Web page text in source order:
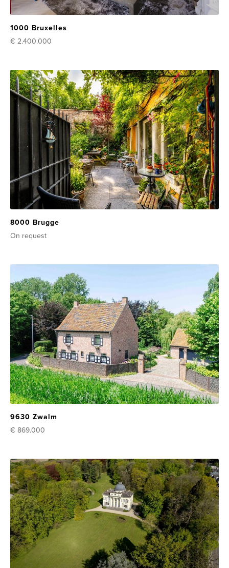
1000 Bruxelles
€ 2.400.000
8000 Brugge
On request
9630 Zwalm
€ 869.000